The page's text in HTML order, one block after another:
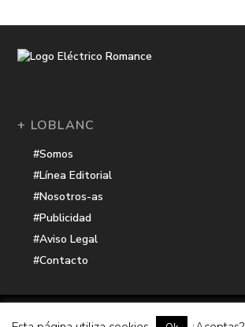
+ LOBLANC
#Somos
#Línea Editorial
#Nosotros-as
#Publicidad
#Aviso Legal
#Contacto
Electrico Romance